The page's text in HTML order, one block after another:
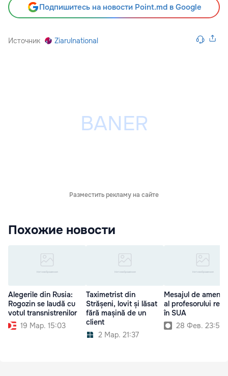
Подпишитесь на новости Point.md в Google
Источник Ziarulnational
Разместить рекламу на сайте
Похожие новости
Alegerile din Rusia:
Rogozin se laudă cu
votul transnistrenilor
19 Мар. 15:03
Taximetrist din
Strășeni, lovit și lăsat
fără mașină de un
client
2 Мар. 21:37
Mesajul de
al profesorului
în SUA
28 Фев. 23:50